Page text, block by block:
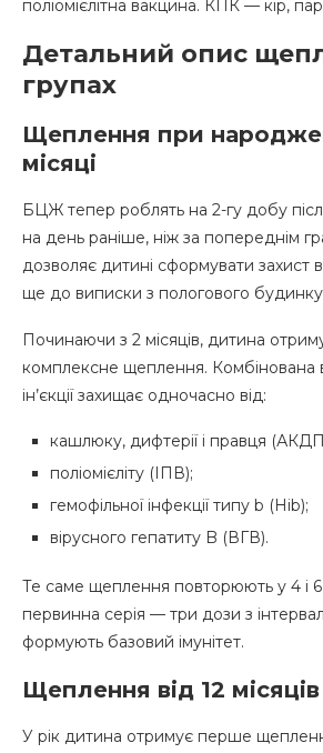
поліомієлітна вакцина. КПК — кір,
Детальний опис
групах
Щеплення при
місяці
БЦЖ тепер роблять на 2-гу добу
на день раніше, ніж за попереднім
дозволяє дитині сформувати захист
ще до виписки з пологового
Починаючи з 2 місяців, дитина
комплексне щеплення. Комбінована
ін’єкції захищає одночасно від:
кашлюку, дифтерії і правця
поліомієліту (ІПВ);
гемофільної інфекції типу b (Hib);
вірусного гепатиту B (ВГВ).
Те саме щеплення повторюють у 4 і 6
первинна серія — три дози з
формують базовий імунітет.
Щеплення від 12
У рік дитина отримує перше